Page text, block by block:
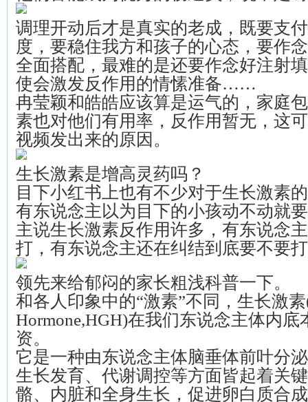
调理开动后才是真实的老成，既要支
度，要稳住我方和孩子的心态，要作
全面搭配，最难的是还要作念好注射
使会激发反作用的情愫准备……
冉莹颖和皓皓应该算是运气的，家庭
素也对他们有用率，反作用暂无，这
视频发出来的原因。
生长激素是增高灵药吗？
目下小红书上也有不少对于生长激素
有东说念主以为目下的小孩动不动就
主说生长激素反作用许多，有东说念
打，有东说念主还在纠结到底要不
领先来给郁闷的家长粗浅科普一下。
和各人印象中的“激素”不同，生长激素
Hormone,HGH)在我们东说念主体内
资。
它是一种由东说念主体脑垂体前叶分
生长发育、代谢调控等方面皆起着关
骼、内脏和全身生长，促进卵白质合